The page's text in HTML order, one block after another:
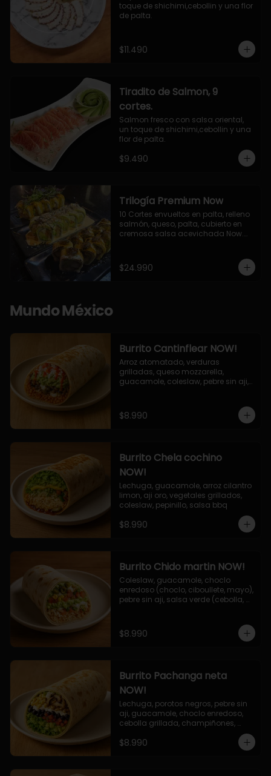
toque de shichimi,cebollin y una flor
de palta.
$11.490
Tiradito de Salmon, 9
cortes.
Salmon fresco con salsa oriental,
un toque de shichimi,cebollin y una
flor de palta.
$9.490
Trilogía Premium Now
10 Cortes envueltos en palta, relleno
salmón, queso, palta, cubierto en
cremosa salsa acevichada Now.
palta, cubierto con topping de
chimichurri de la casa flambeado.
$24.990
Mundo México
Burrito Cantinflear NOW!
Arroz atomatado, verduras
grilladas, queso mozzarella,
guacamole, coleslaw, pebre sin aji,
$8.990
Burrito Chela cochino
NOW!
Lechuga, guacamole, arroz cilantro
limon, aji oro, vegetales grillados,
coleslaw, pepinillo, salsa bbq
$8.990
Burrito Chido martin NOW!
Coleslaw, guacamole, choclo
enredoso (choclo, ciboullete, mayo),
pebre sin aji, salsa verde (cebolla,
$8.990
Burrito Pachanga neta
NOW!
Lechuga, porotos negros, pebre sin
aji, guacamole, choclo enredoso,
cebolla grillada, champiñones,
$8.990